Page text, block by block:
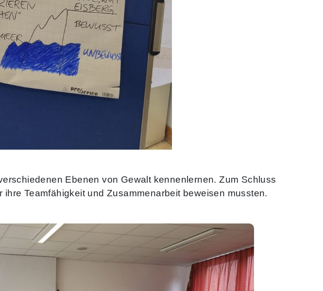
Ebenen von Gewalt kennenlernen. Zum Schluss
Teamfähigkeit und Zusammenarbeit beweisen mussten.